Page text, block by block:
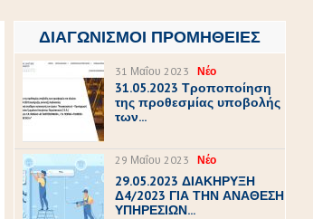
ΔΙΑΓΩΝΙΣΜΟΊ ΠΡΟΜΉΘΕΙΕΣ
31 Μαΐου 2023 Νέο
31.05.2023 Τροποποίηση
της προθεσμίας υποβολής
των...
29 Μαΐου 2023 Νέο
29.05.2023 ΔΙΑΚΗΡΥΞΗ
Δ4/2023 ΓΙΑ ΤΗΝ ΑΝΑΘΕΣΗ
ΥΠΗΡΕΣΙΩΝ...